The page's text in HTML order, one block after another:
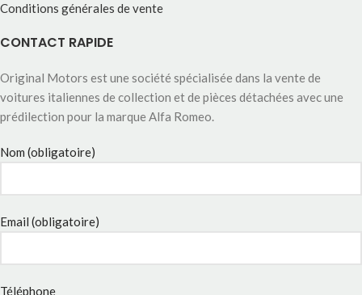
Conditions générales de vente
CONTACT RAPIDE
Original Motors est une société spécialisée dans la vente de
voitures italiennes de collection et de pièces détachées avec une
prédilection pour la marque Alfa Romeo.
Nom (obligatoire)
Email (obligatoire)
Téléphone